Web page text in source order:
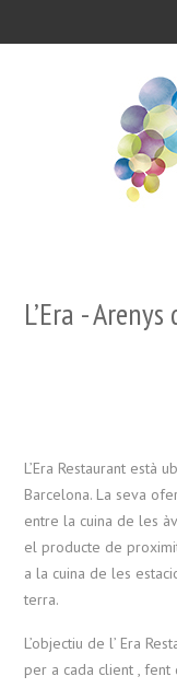
L’Era -
L’Era Restaurant està
Barcelona. La seva
entre la cuina de les
el producte de
a la cuina de les
terra.
L’objectiu de l’ Era
per a cada client , fent